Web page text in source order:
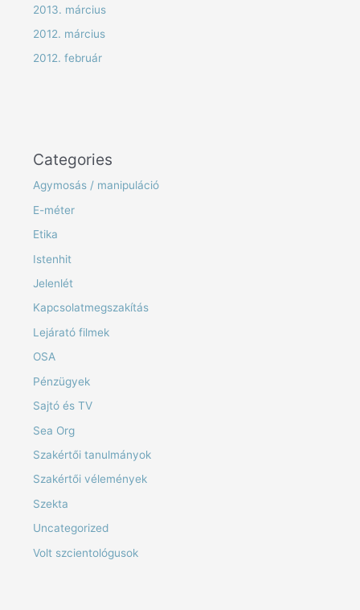
2013. március
2012. március
2012. február
Categories
Agymosás / manipuláció
E-méter
Etika
Istenhit
Jelenlét
Kapcsolatmegszakítás
Lejárató filmek
OSA
Pénzügyek
Sajtó és TV
Sea Org
Szakértői tanulmányok
Szakértői vélemények
Szekta
Uncategorized
Volt szcientológusok